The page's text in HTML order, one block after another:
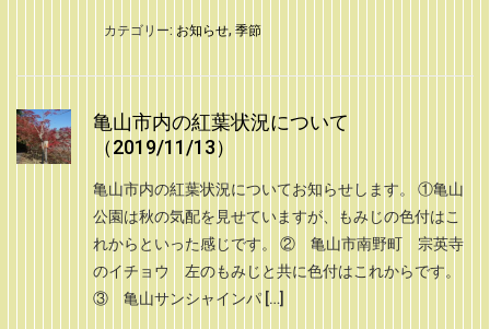
カテゴリー: お知らせ, 季節
亀山市内の紅葉状況について
（2019/11/13）
亀山市内の紅葉状況についてお知らせします。 ①亀山
公園は秋の気配を見せていますが、もみじの色付はこ
れからといった感じです。 ② 亀山市南野町 宗英寺
のイチョウ 左のもみじと共に色付はこれからです。
③ 亀山サンシャインパ […]